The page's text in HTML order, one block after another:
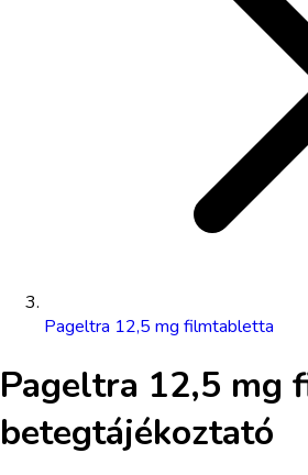
Pageltra 12,5 mg filmtabletta
Pageltra 12,5 mg
betegtájékoztató